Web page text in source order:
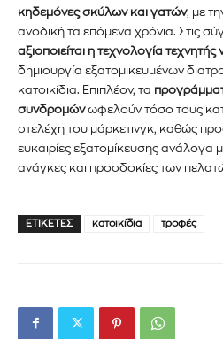
κηδεμόνες σκύλων και γατών, με
ανοδική τα επόμενα χρόνια. Στις
αξιοποιείται η τεχνολογία
δημιουργία εξατομικευμένων
κατοικίδια. Επιπλέον, τα
συνδρομώνωφελούν τόσο τους
στελέχη του μάρκετινγκ, καθώς
ευκαιρίες εξατομίκευσης ανάλογα
ανάγκες και προσδοκίες των
ΕΤΙΚΈΤΕΣ κατοικίδια τροφές